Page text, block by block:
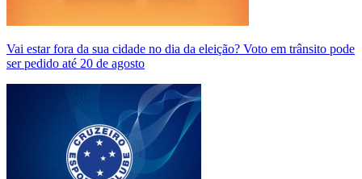
Vai estar fora da sua cidade no dia da eleição? Voto em trânsito pode
ser pedido até 20 de agosto